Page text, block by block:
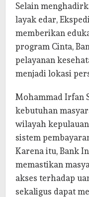
Selain
layak edar,
memberikan
program Cinta,
pelayanan
menjadi lokasi
Mohammad Irfan
kebutuhan
wilayah
sistem
Karena itu, Bank
memastikan
akses terhadap
sekaligus dapat